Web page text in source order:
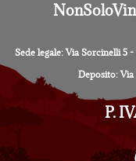
Sede legale: Via Sorcinelli 5
Deposito:
P.